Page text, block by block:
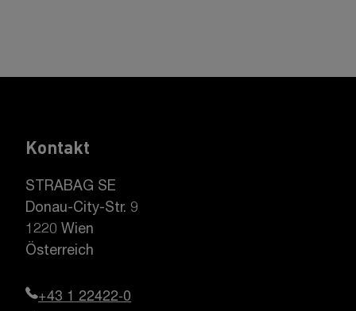
Kontakt
STRABAG SE
Donau-City-Str. 9
1220 Wien
Österreich
+43 1 22422-0